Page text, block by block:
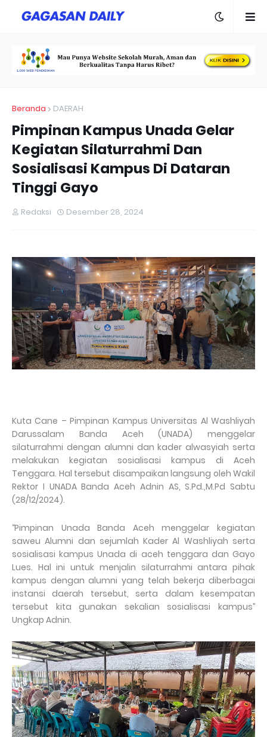
Beranda DAERAH
Pimpinan Kampus Unada Gelar
Kegiatan Silaturrahmi Dan
Sosialisasi Kampus Di Dataran
Tinggi Gayo
Redaksi Desember 28, 2024
Kuta Cane – Pimpinan Kampus Universitas Al Washliyah
Darussalam Banda Aceh (UNADA) menggelar
silaturrahmi dengan alumni dan kader alwasyiah serta
melakukan kegiatan sosialisasi kampus di Aceh
Tenggara. Hal tersebut disampaikan langsung oleh Wakil
Rektor I UNADA Banda Aceh Adnin AS, S.Pd.,M.Pd Sabtu
(28/12/2024).
‘‘Pimpinan Unada Banda Aceh menggelar kegiatan
saweu Alumni dan sejumlah Kader Al Washliyah serta
sosialisasi kampus Unada di aceh tenggara dan Gayo
Lues. Hal ini untuk menjalin silaturrahmi antara pihak
kampus dengan alumni yang telah bekerja diberbagai
instansi daerah tersebut, serta dalam kesempatan
tersebut kita gunakan sekalian sosialisasi kampus’’
Ungkap Adnin.